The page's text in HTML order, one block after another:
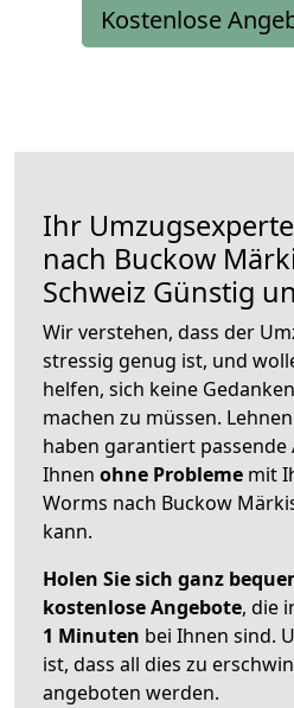
Kostenlose
Ihr
nach Buckow
Schweiz Günstig
Wir verstehen, dass der
stressig genug ist, und
helfen, sich keine
machen zu müssen.
haben garantiert passende
Ihnen ohne Probleme mit
Worms nach Buckow
kann.
Holen Sie sich ganz
kostenlose Angebote, die
1 Minuten bei Ihnen sind.
ist, dass all dies zu
angeboten werden.